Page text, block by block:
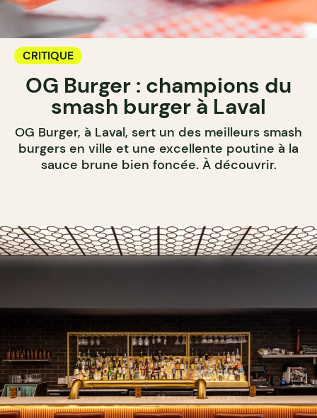
CRITIQUE
OG Burger : champions du
smash burger à Laval
OG Burger, à Laval, sert un des meilleurs smash
burgers en ville et une excellente poutine à la
sauce brune bien foncée. À découvrir.